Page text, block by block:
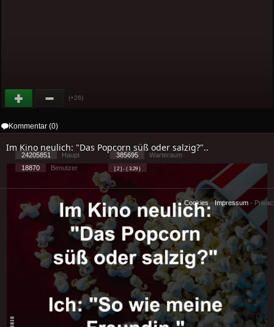
(+26)
Kommentar (0)
Im Kino neulich: "Das Popcorn süß oder salzig?"..
24205851 Haupt 385695
Warteraum
18870
Benutzer [ 2 ] - ( 3.29 )
Cookies-Impressum -